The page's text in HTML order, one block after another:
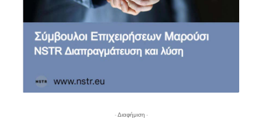
- Διαφήμιση -